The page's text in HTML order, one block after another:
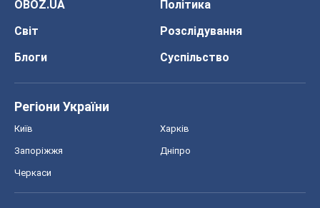
OBOZ.UA
Політика
Світ
Розслідування
Блоги
Суспільство
Регіони України
Київ Харків
Запоріжжя Дніпро
Черкаси